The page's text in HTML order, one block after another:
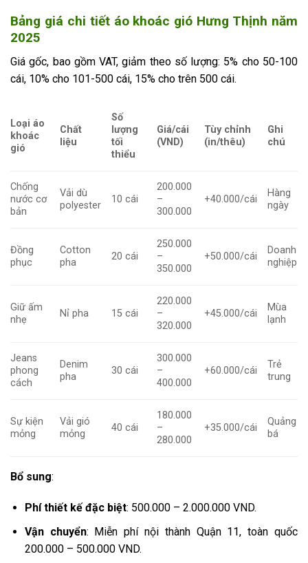
Bảng giá chi tiết áo khoác gió Hưng Thịnh năm
2025
Giá gốc, bao gồm VAT, giảm theo số lượng: 5% cho 50-100
cái, 10% cho 101-500 cái, 15% cho trên 500 cái.
Loại áo
khoác
gió
Chất
liệu
Số
lượng
tối
thiểu
Giá/cái
(VND)
Tùy chỉnh
(in/thêu)
Ghi
chú
Chống
nước cơ
bản
Vải dù
polyester
10 cái
200.000
–
300.000
+40.000/cái
Hàng
ngày
Đồng
phục
Cotton
pha
20 cái
250.000
–
350.000
+50.000/cái
Doanh
nghiệp
Giữ ấm
nhẹ
Nỉ pha 15 cái
220.000
–
320.000
+45.000/cái
Mùa
lạnh
Jeans
phong
cách
Denim
pha
30 cái
300.000
–
400.000
+60.000/cái
Trẻ
trung
Sự kiện
mỏng
Vải gió
mỏng
40 cái
180.000
–
280.000
+35.000/cái
Quảng
bá
Bổ sung:
Phí thiết kế đặc biệt: 500.000 – 2.000.000 VND.
Vận chuyển: Miễn phí nội thành Quận 11, toàn quốc
200.000 – 500.000 VND.